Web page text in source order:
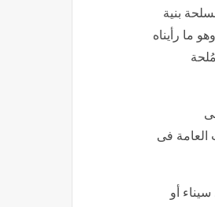
بنية
ما رأيناه
العامة فى
أو